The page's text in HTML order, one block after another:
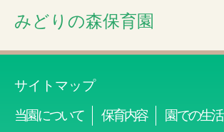
みどりの森保育園
サイトマップ
当園について 保育内容 園での生活